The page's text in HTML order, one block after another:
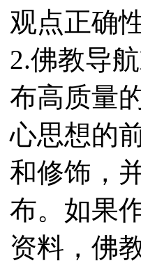
观点正确
2.佛教导
布高质量
心思想的
和修饰，
布。如果
资料，佛